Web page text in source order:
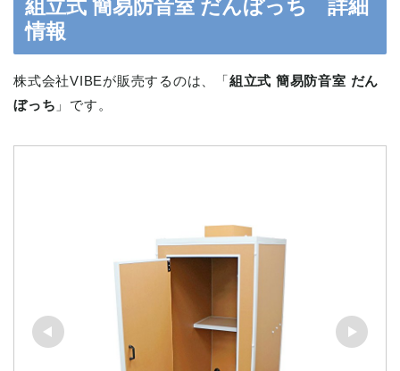
組立式 簡易防音室 だんぼっち 詳細
情報
株式会社VIBEが販売するのは、「組立式 簡易防音室 だん
ぼっち 」です。